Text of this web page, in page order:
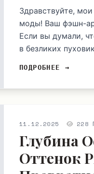
Здравствуйте,
моды! Ваш фэшн-
Если вы думали,
в безликих
ПОДРОБНЕЕ →
11.12.2025 228
Глубина
Оттенок